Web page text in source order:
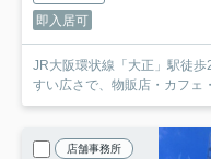
即入居可
JR大阪環状線「大正」駅徒
すい広さで、物販店・カフェ
店舗事務所